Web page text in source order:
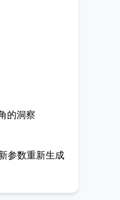
的洞察
参数重新生成